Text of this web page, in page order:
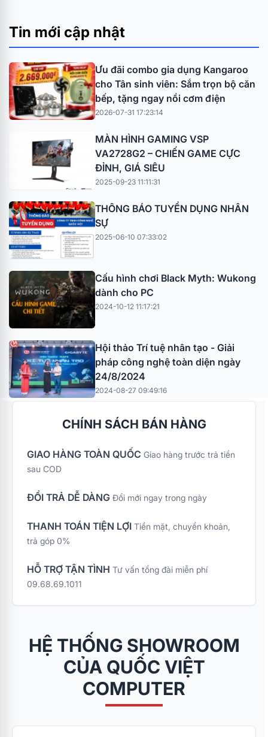
Tin mới cập nhật
Ưu đãi combo gia dụng Kangaroo
cho Tân sinh viên: Sắm trọn bộ căn
bếp, tặng ngay nồi cơm điện
2026-07-31 17:23:14
MÀN HÌNH GAMING VSP
VA2728G2 – CHIẾN GAME CỰC
ĐỈNH, GIÁ SIÊU
2025-09-23 11:11:31
THÔNG BÁO TUYỂN DỤNG NHÂN
SỰ
2025-06-10 07:33:02
Cấu hình chơi Black Myth: Wukong
dành cho PC
2024-10-12 11:17:21
Hội thảo Trí tuệ nhân tạo - Giải
pháp công nghệ toàn diện ngày
24/8/2024
2024-08-27 09:49:16
CHÍNH SÁCH BÁN HÀNG
GIAO HÀNG TOÀN QUỐC Giao hàng trước trả tiền
sau COD
ĐỔI TRẢ DỄ DÀNG Đổi mới ngay trong ngày
THANH TOÁN TIỆN LỢI Tiền mặt, chuyển khoản,
trả góp 0%
HỖ TRỢ TẬN TÌNH Tư vấn tổng đài miễn phí
09.68.69.1011
HỆ THỐNG SHOWROOM
CỦA QUỐC VIỆT
COMPUTER